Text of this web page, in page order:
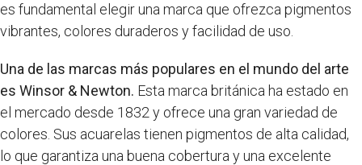
es fundamental elegir una marca que ofrezca pigmentos
vibrantes, colores duraderos y facilidad de uso.
Una de las marcas más populares en el mundo del arte
es Winsor & Newton. Esta marca británica ha estado en
el mercado desde 1832 y ofrece una gran variedad de
colores. Sus acuarelas tienen pigmentos de alta calidad,
lo que garantiza una buena cobertura y una excelente